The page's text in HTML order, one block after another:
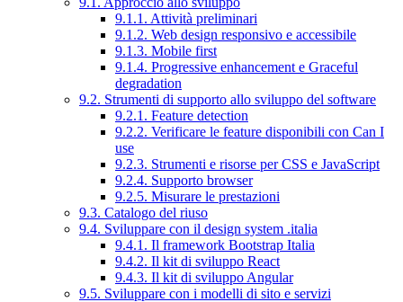
9.1.1. Attività preliminari
9.1.2. Web design responsivo e accessibile
9.1.3. Mobile first
9.1.4. Progressive enhancement e Graceful
degradation
9.2. Strumenti di supporto allo sviluppo del software
9.2.1. Feature detection
9.2.2. Verificare le feature disponibili con Can I
use
9.2.3. Strumenti e risorse per CSS e JavaScript
9.2.4. Supporto browser
9.2.5. Misurare le prestazioni
9.3. Catalogo del riuso
9.4. Sviluppare con il design system .italia
9.4.1. Il framework Bootstrap Italia
9.4.2. Il kit di sviluppo React
9.4.3. Il kit di sviluppo Angular
9.5. Sviluppare con i modelli di sito e servizi